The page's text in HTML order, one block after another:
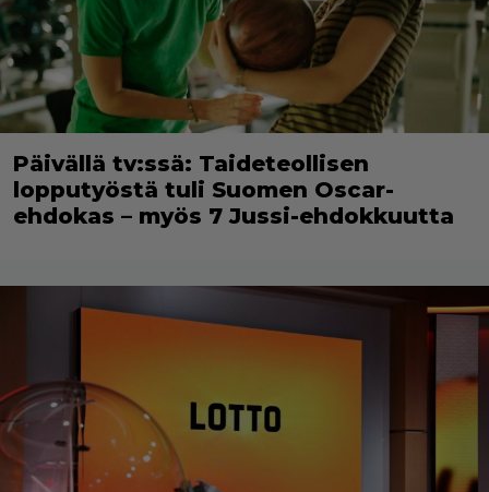
Päivällä tv:ssä: Taideteollisen
lopputyöstä tuli Suomen Oscar-
ehdokas – myös 7 Jussi-ehdokkuutta